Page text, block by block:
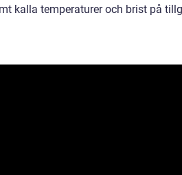
kalla temperaturer och brist på